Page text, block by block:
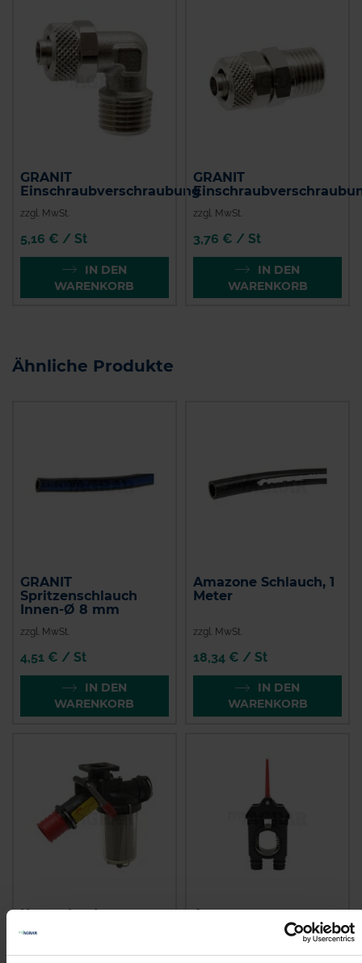
GRANIT
Einschraubverschraubung
zzgl. MwSt.
5,16 € / St
IN DEN
WARENKORB
GRANIT
zzgl. MwSt.
3,76 € / St
IN DEN
WARENKORB
Ähnliche Produkte
GRANIT
Spritzenschlauch
Innen-Ø 8 mm
zzgl. MwSt.
4,51 € / St
IN DEN
WARENKORB
Amazone Schlauch, 1
Meter
zzgl. MwSt.
18,34 € / St
IN DEN
WARENKORB
Kverneland
Filterhahn kpl.
Amazone
Alternativhahn